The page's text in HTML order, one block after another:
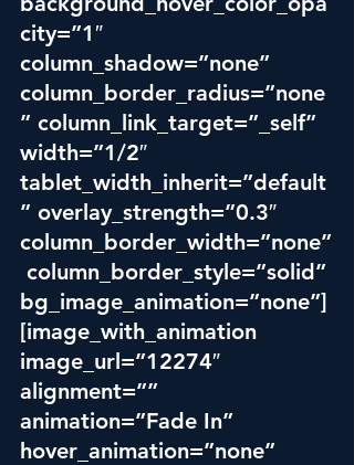
city=”1″
column_shadow=”none”
column_border_radius=”none
” column_link_target=”_self”
width=”1/2″
tablet_width_inherit=”default
” overlay_strength=”0.3″
column_border_width=”none”
column_border_style=”solid”
bg_image_animation=”none”]
[image_with_animation
image_url=”12274″
alignment=””
animation=”Fade In”
hover_animation=”none”